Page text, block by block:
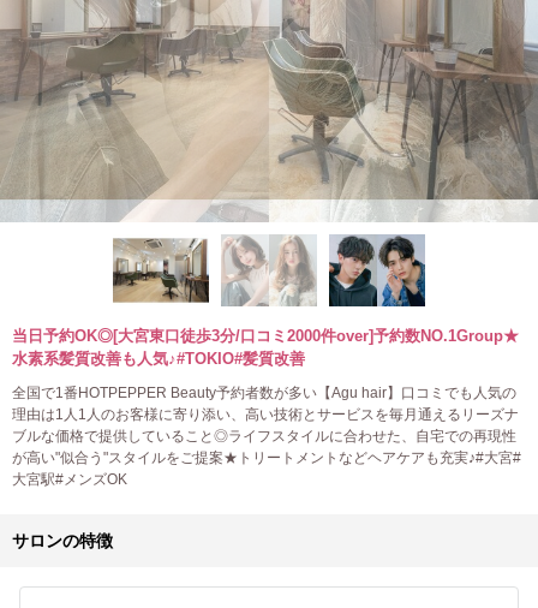
当日予約OK◎[大宮東口徒歩3分/口コミ2000件over]予約数NO.1Group★
水素系髪質改善も人気♪#TOKIO#髪質改善
全国で1番HOTPEPPER Beauty予約者数が多い【Agu hair】口コミでも人気の
理由は1人1人のお客様に寄り添い、高い技術とサービスを毎月通えるリーズナ
ブルな価格で提供していること◎ライフスタイルに合わせた、自宅での再現性
が高い"似合う"スタイルをご提案★トリートメントなどヘアケアも充実♪#大宮#
大宮駅#メンズOK
サロンの特徴